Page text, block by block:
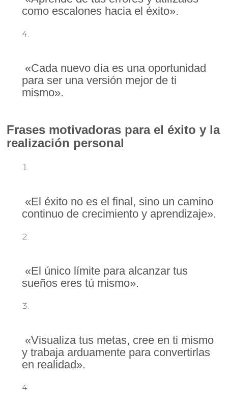
como escalones hacia el éxito».
«Cada nuevo día es una oportunidad
para ser una versión mejor de ti
mismo».
Frases motivadoras para el éxito y la
realización personal
«El éxito no es el final, sino un camino
continuo de crecimiento y aprendizaje».
«El único límite para alcanzar tus
sueños eres tú mismo».
«Visualiza tus metas, cree en ti mismo
y trabaja arduamente para convertirlas
en realidad».